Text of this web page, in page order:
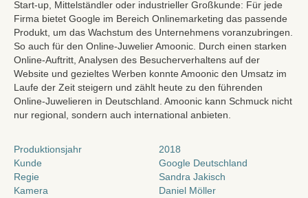
Start-up, Mittelständler oder industrieller Großkunde: Für jede
Firma bietet Google im Bereich Onlinemarketing das passende
Produkt, um das Wachstum des Unternehmens voranzubringen.
So auch für den Online-Juwelier Amoonic. Durch einen starken
Online-Auftritt, Analysen des Besucherverhaltens auf der
Website und gezieltes Werben konnte Amoonic den Umsatz im
Laufe der Zeit steigern und zählt heute zu den führenden
Online-Juwelieren in Deutschland. Amoonic kann Schmuck nicht
nur regional, sondern auch international anbieten.
Produktionsjahr
Kunde
Regie
Kamera
2018
Google Deutschland
Sandra Jakisch
Daniel Möller